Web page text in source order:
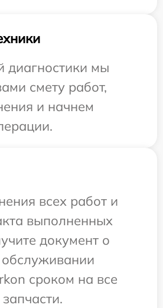
диагностики мы
смету работ,
и начнем
всех работ и
выполненных
документ о
сроком на все